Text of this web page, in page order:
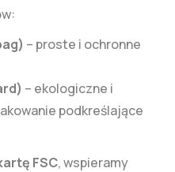
– proste i ochronne
– ekologiczne i
podkreślające
FSC, wspieramy